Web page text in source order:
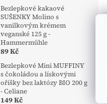
Bezlepkové kakaové
SUŠENKY Molino s
vanilkovým krémem
veganské 125 g -
Hammermühle
89 Kč
Bezlepkové Mini MUFFINY
s čokoládou a lískovými
oříšky bez laktózy BIO 200 g
- Celiane
149 Kč